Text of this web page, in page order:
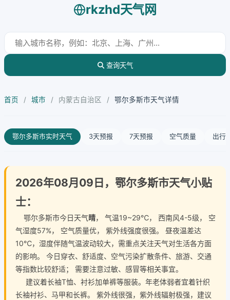
rkzhd天气网
查询天气
首页 / 城市 / 内蒙古自治区 / 鄂尔多斯市天气详情
鄂尔多斯市实时天气 3天预报 7天预报 空气质量 出行
2026年08月09日，鄂尔多斯市天气小贴
士：
鄂尔多斯市今日天气晴， 气温19~29℃， 西南风4-5级， 空
气湿度57%， 空气质量优， 紫外线强度很强。 昼夜温差达
10℃，湿度伴随气温波动较大，需重点关注天气对生活各方面
的影响。 今日穿衣、舒适度、空气污染扩散条件、旅游、交通
等指数比较舒适； 需要注意过敏、感冒等相关事宜。
建议着长袖T恤、衬衫加单裤等服装。年老体弱者宜着针织
长袖衬衫、马甲和长裤。 紫外线很强，紫外线辐射极强，建议